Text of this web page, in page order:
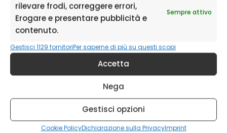
rilevare frodi, correggere errori,
Erogare e presentare pubblicità e
contenuto.
Sempre attivo
Gestisci 1129 fornitoriPer saperne di più su questi scopi
Accetta
Nega
Gestisci opzioni
Cookie PolicyDichiarazione sulla PrivacyImprint
Il lago di Pilato
Le Lame Rosse
Rifugio Argentella